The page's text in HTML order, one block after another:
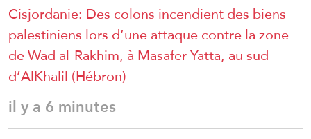
Cisjordanie: Des colons incendient des biens
palestiniens lors d’une attaque contre la zone
de Wad al-Rakhim, à Masafer Yatta, au sud
d’AlKhalil (Hébron)
il y a 6 minutes